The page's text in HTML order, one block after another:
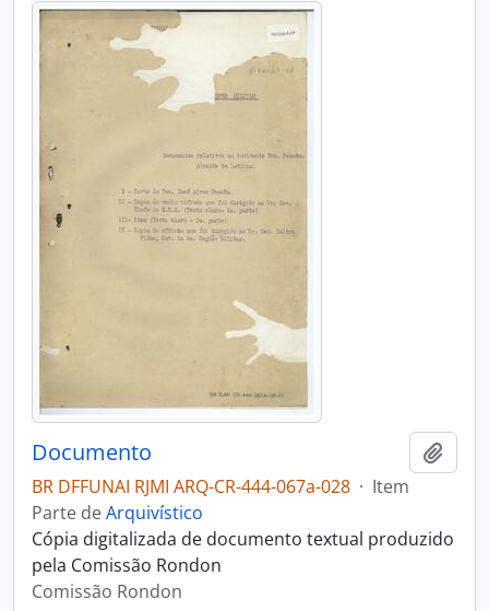
Documento
BR DFFUNAI RJMI ARQ-CR-444-067a-028 · Item
Parte deArquivístico
Cópia digitalizada de documento textual produzido
pela Comissão Rondon
Comissão Rondon